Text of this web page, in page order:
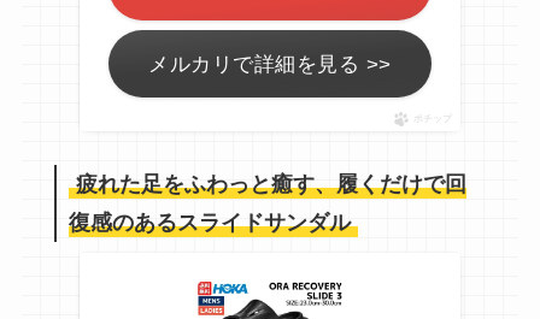
メルカリで詳細を見る >>
ポチップ
疲れた足をふわっと癒す、履くだけで回
復感のあるスライドサンダル